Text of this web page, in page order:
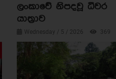
ලංකාවේ නිපදවූ ධීවර
යාත්‍රාව
Wednesday / 5 / 2026 369